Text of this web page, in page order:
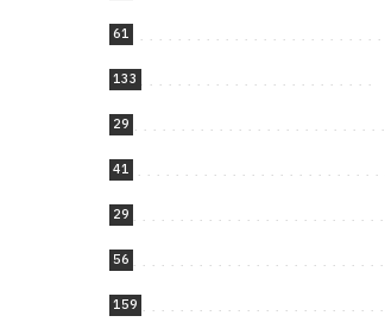
61
133
29
41
29
56
159